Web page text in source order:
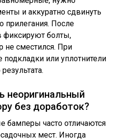
и аккуратно сдвинуть
прилегания. После
фиксируют болты,
не сместился. При
или уплотнители
неоригинальный
без доработок?
бамперы часто отличаются
мест. Иногда